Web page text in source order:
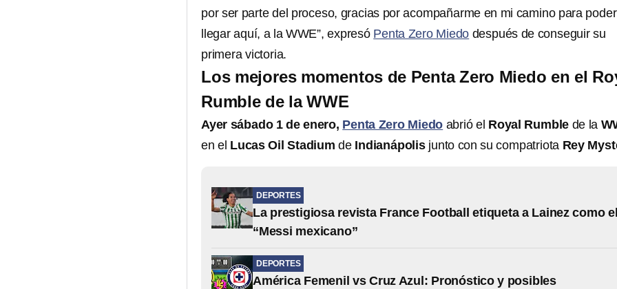
por ser parte del proceso, gracias por acompañarme en mi camino para poder
llegar aquí, a la WWE”, expresó Penta Zero Miedo después de conseguir su
primera victoria.
Los mejores momentos de Penta Zero Miedo en el
Rumble de la WWE
Ayer sábado 1 de enero, Penta Zero Miedo abrió el Royal Rumble de la
en el Lucas Oil Stadium de Indianápolisjunto con su compatriota Rey
DEPORTES
La prestigiosa revista France Football etiqueta a Lainez como el
“Messi mexicano”
DEPORTES
América Femenil vs Cruz Azul: Pronóstico y posibles